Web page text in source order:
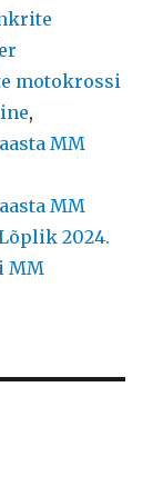
motokrossi
,
MM
MM
2024.
MM